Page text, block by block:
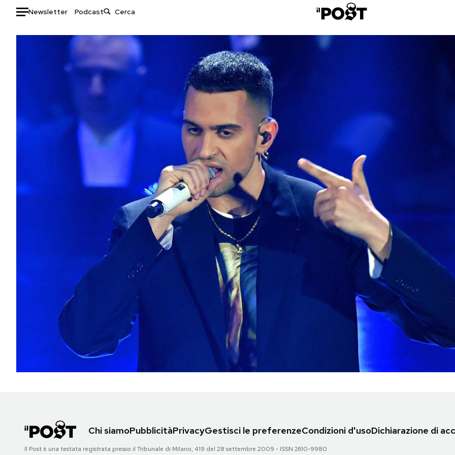
Newsletter Podcast
Auto
Politica
Tecnologia
Media
Altrecose
Mondiali calcio 2026
NEWSLETTER
I MIEI PREFERITI
Area Personale
Newsletter
Chi siamoPubblicitàPrivacyGestisci le preferenzeCondizioni d'usoDichiarazione di
Il Post è una testata registrata presso il Tribunale di Milano, 419 del 28 settembre 2009 - ISSN 2610-9980